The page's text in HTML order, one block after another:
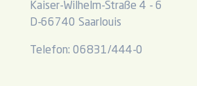
Kaiser-Wilhelm-Straße 4 - 6
D-66740 Saarlouis
Telefon: 06831/444-0